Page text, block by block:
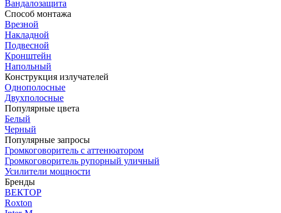
Вандалозащита
Способ монтажа
Врезной
Накладной
Подвесной
Кронштейн
Напольный
Конструкция излучателей
Однополосные
Двухполосные
Популярные цвета
Белый
Черный
Популярные запросы
Громкоговоритель с аттенюатором
Громкоговоритель рупорный уличный
Усилители мощности
Бренды
ВЕКТОР
Roxton